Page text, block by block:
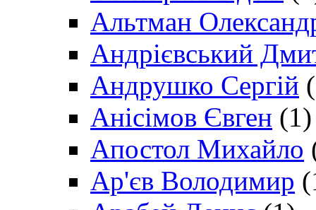
Альтман
Андрієвський
Андрушко Сергій
Анісімов Євген (1)
Апостол Михайло
Ар'єв Володимир